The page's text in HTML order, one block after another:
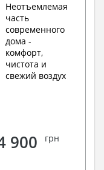
Неотъемлемая
часть
современного
дома -
комфорт,
чистота и
свежий воздух
900 грн